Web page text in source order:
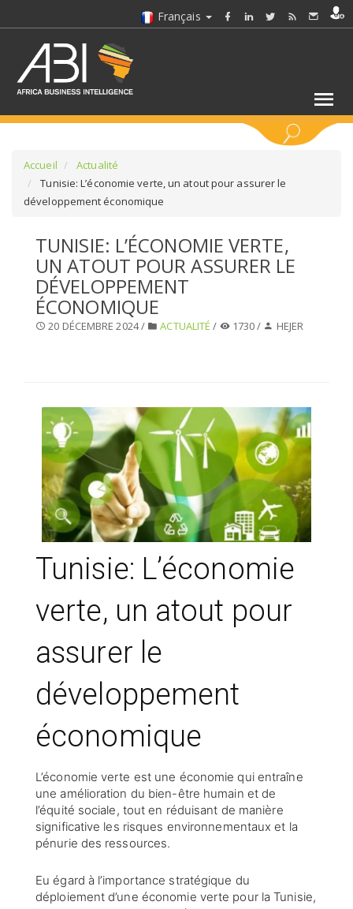
Français
SÉLECTIONNEZ UN DOSSIER
SELECTIONNEZ UNE SECTION
Accueil
Actualité
Tunisie: L’économie verte, un atout pour assurer le
développement économique
TUNISIE: L’ÉCONOMIE VERTE,
UN ATOUT POUR ASSURER LE
DÉVELOPPEMENT
ÉCONOMIQUE
20 DÉCEMBRE 2024 / ACTUALITÉ / 1730 / HEJER
Tunisie: L’économie
verte, un atout pour
assurer le
développement
économique
L’économie verte est une économie qui entraîne
une amélioration du bien-être humain et de
l’équité sociale, tout en réduisant de manière
significative les risques environnementaux et la
pénurie des ressources.
Eu égard à l’importance stratégique du
déploiement d’une économie verte pour la Tunisie,